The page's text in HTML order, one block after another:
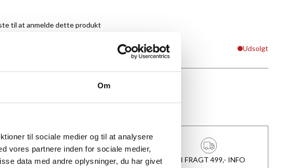
Om
til sociale medier og til at analysere
vores partnere inden for sociale medier,
data med andre oplysninger, du har givet
til at anmelde dette produkt
Udsolgt
★Anmeldt til 5/5★
TIL 5/5★ 1-3 DAGES LEVERING FRI FRAGT 499,- INFO